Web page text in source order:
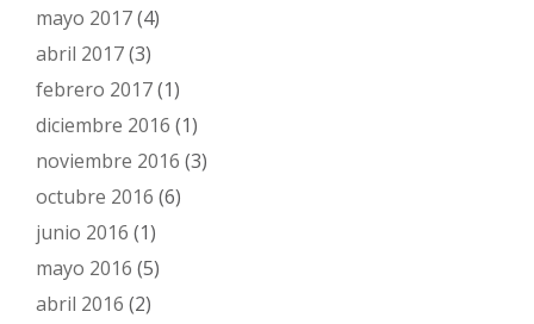
mayo 2017(4)
abril 2017(3)
febrero 2017(1)
diciembre 2016 (1)
noviembre 2016 (3)
octubre 2016 (6)
junio 2016 (1)
mayo 2016 (5)
abril 2016 (2)